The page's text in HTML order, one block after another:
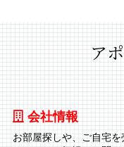
ア
会社情報
お部屋探しや、ご自宅